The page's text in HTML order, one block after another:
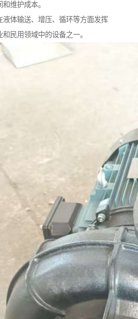
维护成本。
液体输送、增压、循环等方面发挥
民用领域中的设备之一。